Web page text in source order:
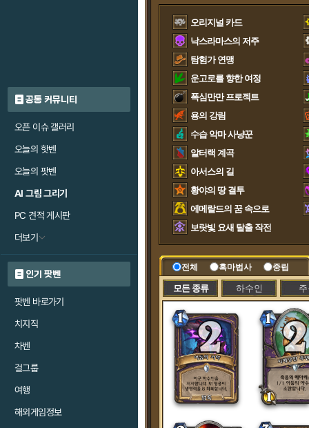
공통 커뮤니티
오픈 이슈 갤러리
오늘의 핫벤
오늘의 팟벤
AI 그림 그리기
PC 견적 게시판
더보기
인기 팟벤
팟벤 바로가기
치지직
차벤
걸그룹
여행
해외게임정보
오리지널 카드
낙스라마스의 저주
탐험가 연맹
운고로를 향한 여정
폭심만만 프로젝트
용의 강림
수습 악마 사냥꾼
알터랙 계곡
아서스의 길
황야의 땅 결투
에메랄드의 꿈 속으로
보랏빛 요새 탈출 작전
전체 흑마법사 중립
모든 종류 하수인